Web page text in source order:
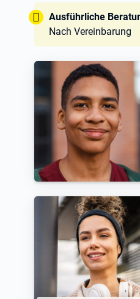
Tipp:
Ausführliche
Nach Vereinbarung